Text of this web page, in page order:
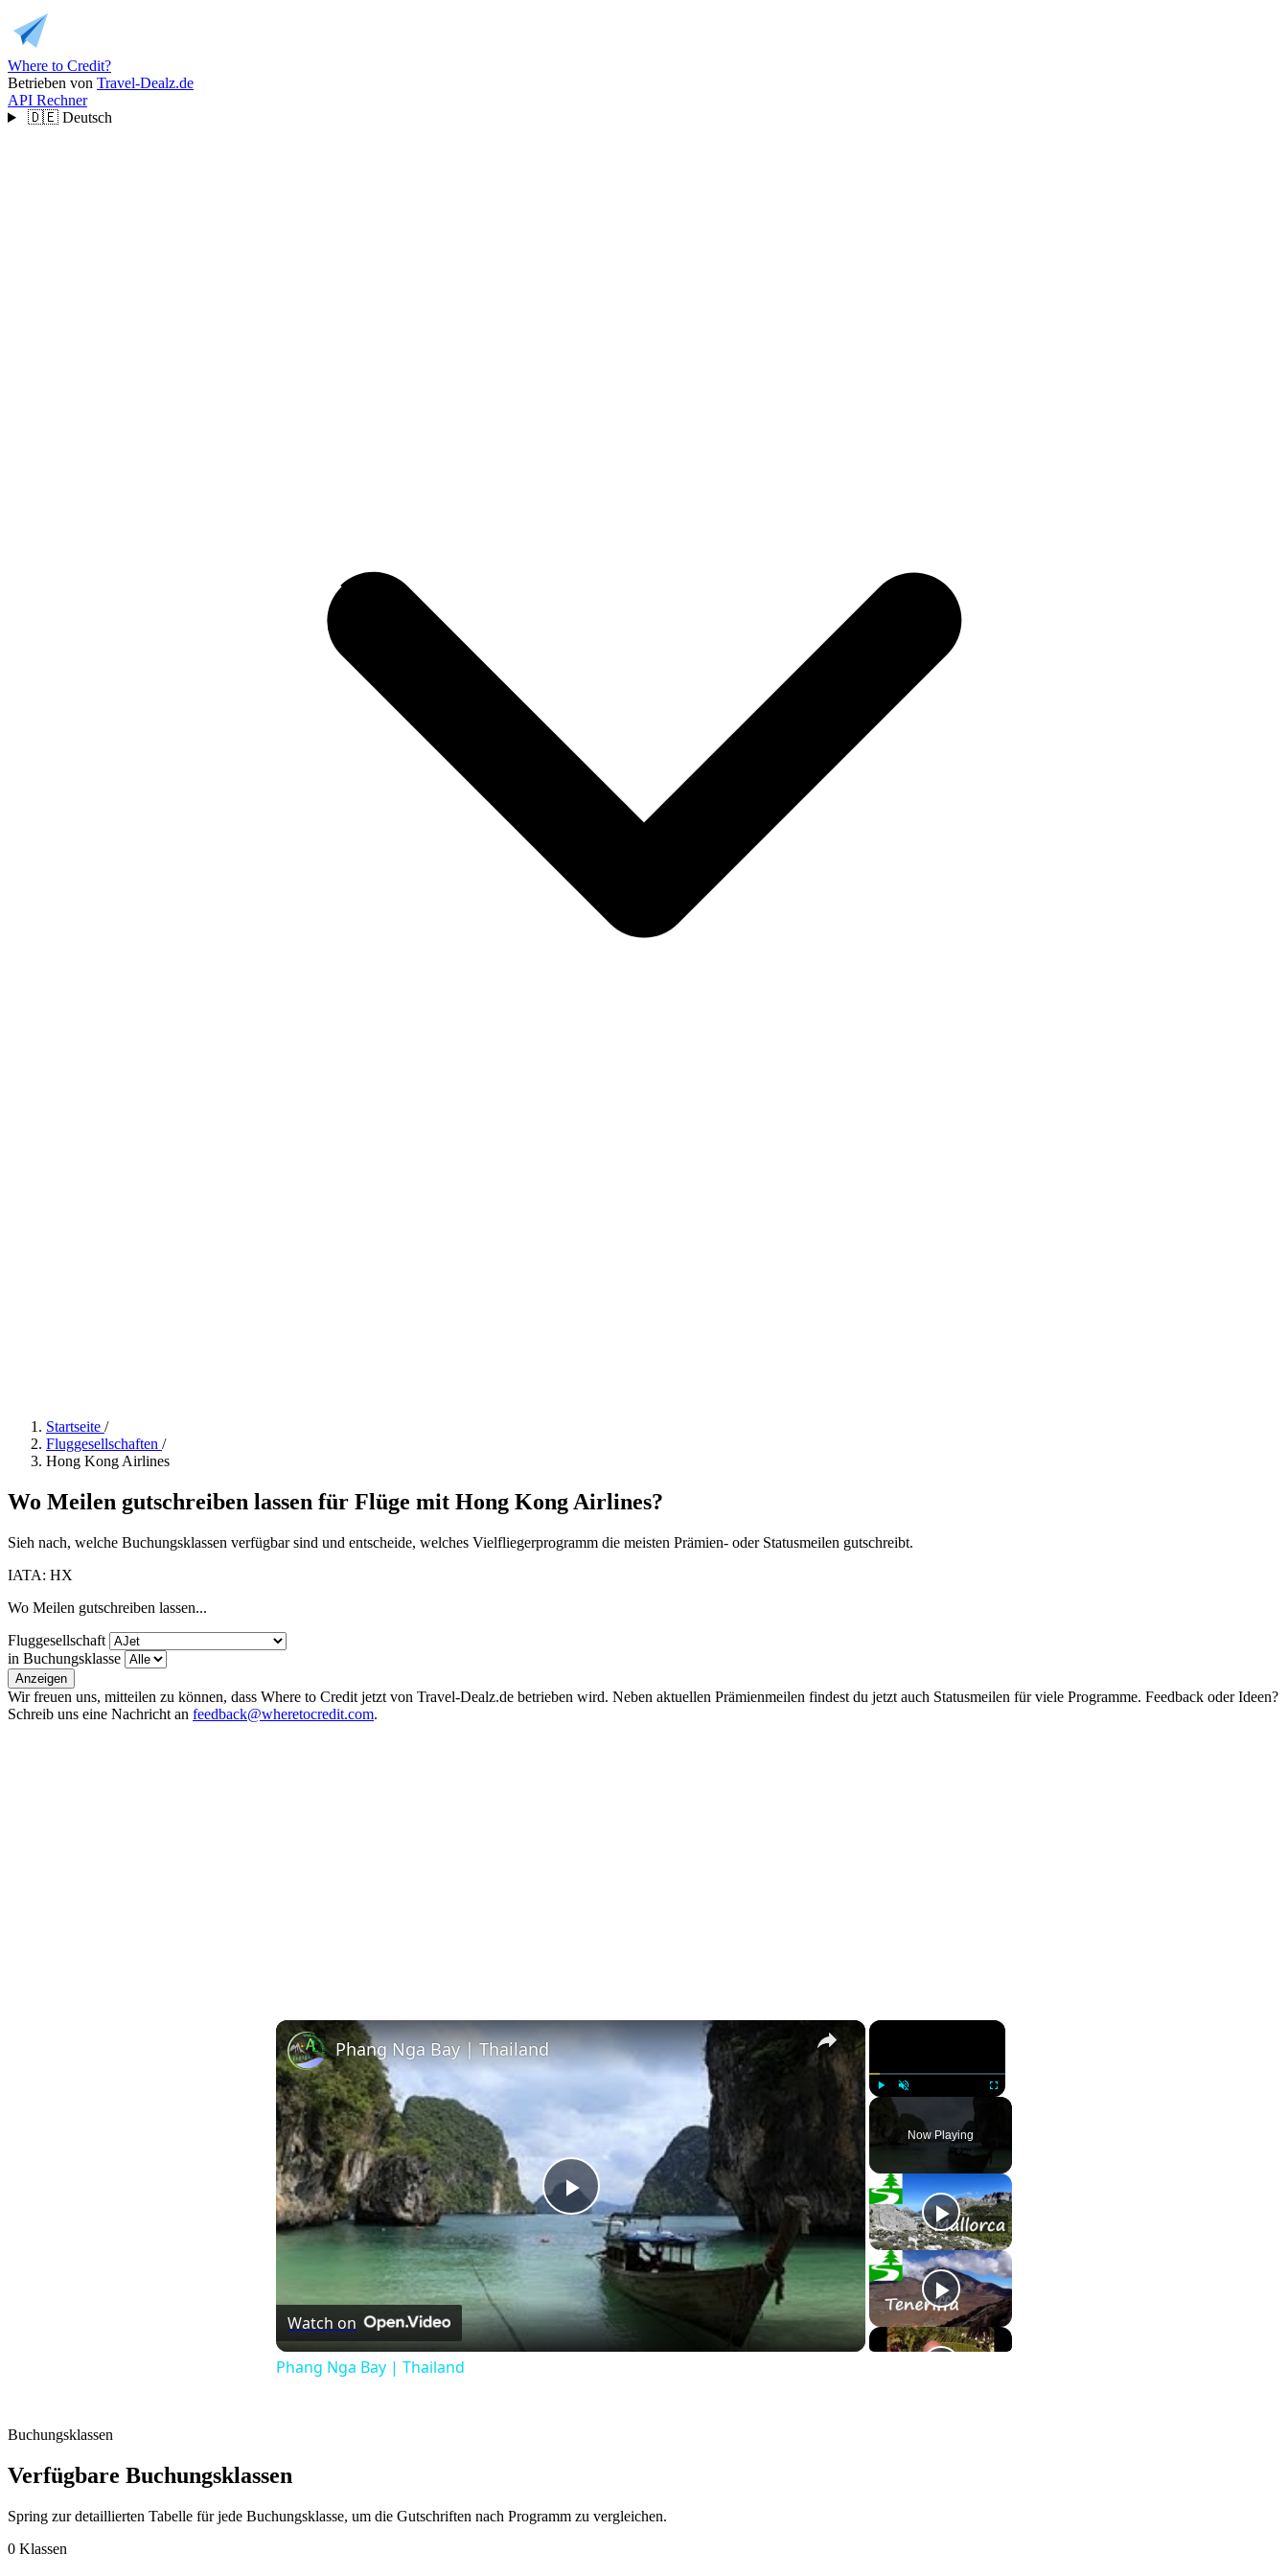
Where to Credit?
Betrieben von Travel-Dealz.de
API Rechner
🇩🇪 Deutsch
Startseite /
Fluggesellschaften /
Hong Kong Airlines
Wo Meilen gutschreiben lassen für Flüge mit Hong Kong Airlines?
Sieh nach, welche Buchungsklassen verfügbar sind und entscheide, welches Vielfliegerprogramm die meisten Prämien- oder Statusmeilen gutschreibt.
IATA: HX
Wo Meilen gutschreiben lassen...
Fluggesellschaft
in Buchungsklasse
Anzeigen
Wir freuen uns, mitteilen zu können, dass Where to Credit jetzt von Travel-Dealz.de betrieben wird. Neben aktuellen Prämienmeilen findest du jetzt auch Statusmeilen für viele Programme. Feedback oder Ideen?
Schreib uns eine Nachricht an feedback@wheretocredit.com.
×
Play Fullscreen
Now Playing
×
Play
Video
Phang Nga Bay | Thailand
Watch on
Phang Nga Bay | Thailand
Buchungsklassen
Verfügbare Buchungsklassen
Spring zur detaillierten Tabelle für jede Buchungsklasse, um die Gutschriften nach Programm zu vergleichen.
0 Klassen